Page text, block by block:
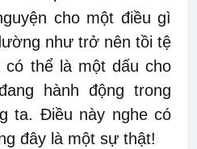
cho một điều gì
như trở nên tồi tệ
có thể là một dấu cho
hành động trong
ta. Điều này nghe có
đây là một sự thật!